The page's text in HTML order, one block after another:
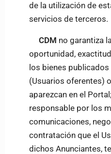
de la utilización de
servicios de terceros.
CDM no garantiza
oportunidad,
los bienes
(Usuarios oferentes)
aparezcan en el
responsable por los
comunicaciones,
contratación que el
dichos Anunciantes,